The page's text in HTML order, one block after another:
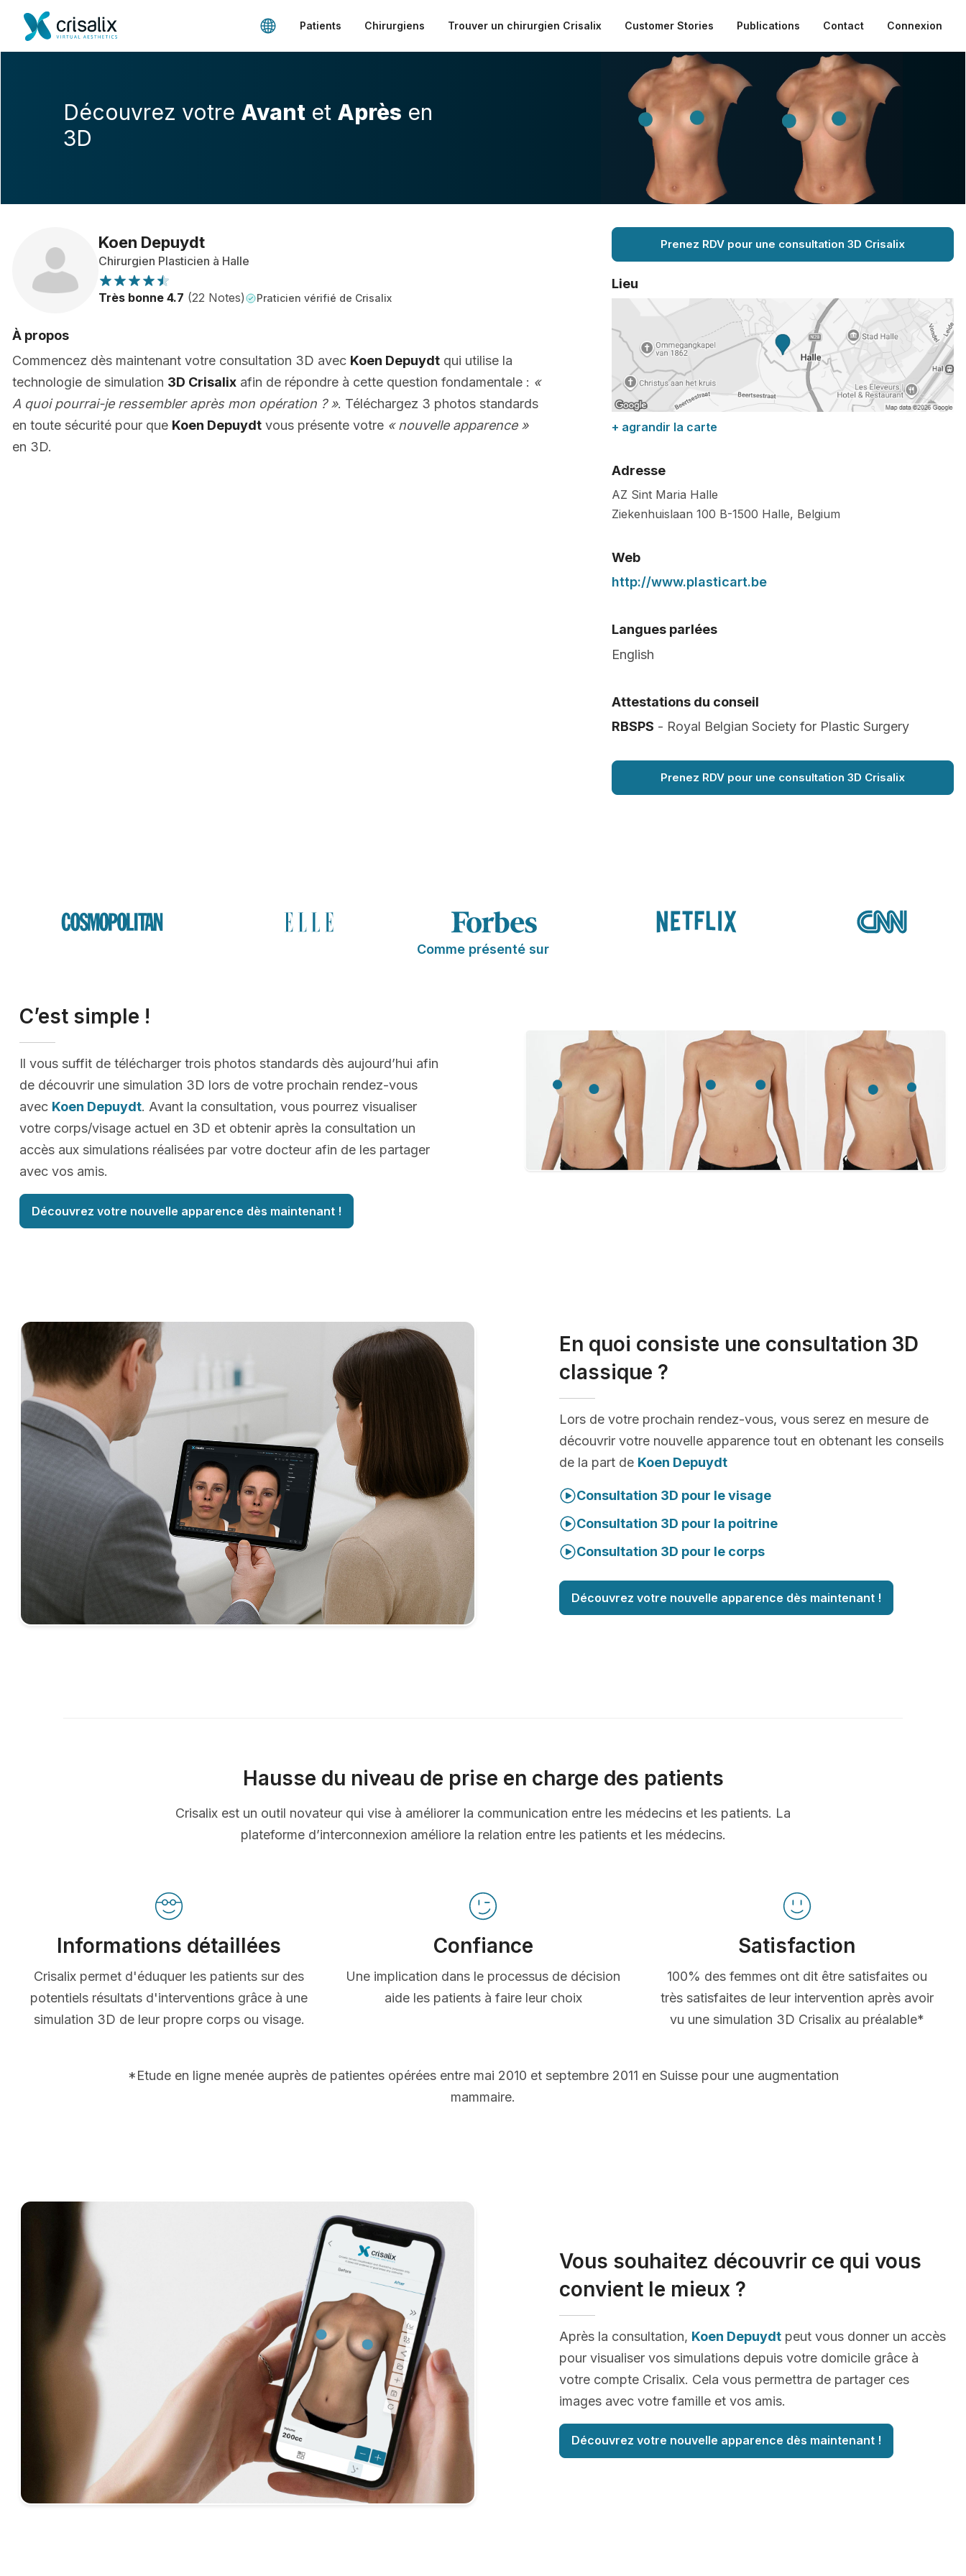
Patients Chirurgiens Trouver un chirurgien Crisalix Customer Stories Publications Contact Connexion
Découvrez votre Avant et Après en
3D
Koen Depuydt
Chirurgien Plasticien à Halle
Très bonne 4.7 (22 Notes) Praticien vérifié de Crisalix
À propos
Commencez dès maintenant votre consultation 3D avec Koen Depuydt qui utilise la
technologie de simulation 3D Crisalix afin de répondre à cette question fondamentale : «
A quoi pourrai-je ressembler après mon opération ? ». Téléchargez 3 photos standards
en toute sécurité pour que Koen Depuydt vous présente votre « nouvelle apparence »
en 3D.
Prenez RDV pour une consultation 3D Crisalix
Lieu
+ agrandir la carte
Adresse
AZ Sint Maria Halle
Ziekenhuislaan 100 B-1500 Halle, Belgium
Web
http://www.plasticart.be
Langues parlées
English
Attestations du conseil
RBSPS - Royal Belgian Society for Plastic Surgery
Prenez RDV pour une consultation 3D Crisalix
Comme présenté sur
C’est simple !
Il vous suffit de télécharger trois photos standards dès aujourd’hui afin
de découvrir une simulation 3D lors de votre prochain rendez-vous
avec Koen Depuydt. Avant la consultation, vous pourrez visualiser
votre corps/visage actuel en 3D et obtenir après la consultation un
accès aux simulations réalisées par votre docteur afin de les partager
avec vos amis.
Découvrez votre nouvelle apparence dès maintenant !
En quoi consiste une consultation 3D
classique ?
Lors de votre prochain rendez-vous, vous serez en mesure de
découvrir votre nouvelle apparence tout en obtenant les conseils
de la part de Koen Depuydt
Consultation 3D pour le visage
Consultation 3D pour la poitrine
Consultation 3D pour le corps
Découvrez votre nouvelle apparence dès maintenant !
Hausse du niveau de prise en charge des patients
Crisalix est un outil novateur qui vise à améliorer la communication entre les médecins et les patients. La
plateforme d’interconnexion améliore la relation entre les patients et les médecins.
Informations détaillées
Crisalix permet d'éduquer les patients sur des
potentiels résultats d'interventions grâce à une
simulation 3D de leur propre corps ou visage.
Confiance
Une implication dans le processus de décision
aide les patients à faire leur choix
Satisfaction
100% des femmes ont dit être satisfaites ou
très satisfaites de leur intervention après avoir
vu une simulation 3D Crisalix au préalable*
*Etude en ligne menée auprès de patientes opérées entre mai 2010 et septembre 2011 en Suisse pour une augmentation
mammaire.
Vous souhaitez découvrir ce qui vous
convient le mieux ?
Après la consultation, Koen Depuydt peut vous donner un accès
pour visualiser vos simulations depuis votre domicile grâce à
votre compte Crisalix. Cela vous permettra de partager ces
images avec votre famille et vos amis.
Découvrez votre nouvelle apparence dès maintenant !